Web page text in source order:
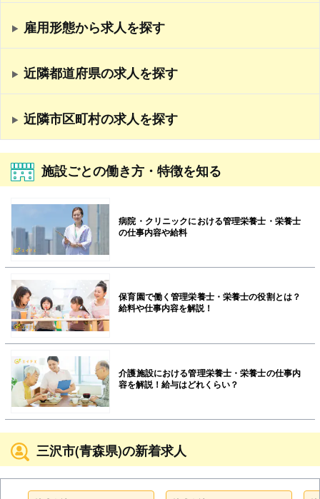
雇用形態から求人を探す
近隣都道府県の求人を探す
近隣市区町村の求人を探す
施設ごとの働き方・特徴を知る
病院・クリニックにおける管理栄養士・栄養士
の仕事内容や給料
保育園で働く管理栄養士・栄養士の役割とは？
給料や仕事内容を解説！
介護施設における管理栄養士・栄養士の仕事内
容を解説！給与はどれくらい？
三沢市(青森県)の新着求人